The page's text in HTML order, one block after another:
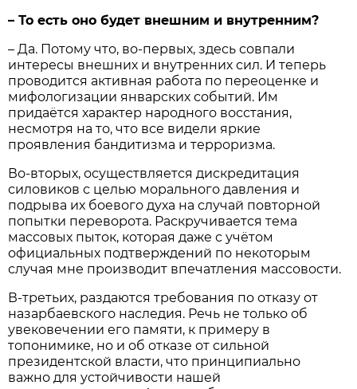
– То есть оно будет внешним и внутренним?
– Да. Потому что, во-первых, здесь совпали
интересы внешних и внутренних сил. И теперь
проводится активная работа по переоценке и
мифологизации январских событий. Им
придаётся характер народного восстания,
несмотря на то, что все видели яркие
проявления бандитизма и терроризма.
Во-вторых, осуществляется дискредитация
силовиков с целью морального давления и
подрыва их боевого духа на случай повторной
попытки переворота. Раскручивается тема
массовых пыток, которая даже с учётом
официальных подтверждений по некоторым
случая мне производит впечатления массовости.
В-третьих, раздаются требования по отказу от
назарбаевского наследия. Речь не только об
увековечении его памяти, к примеру в
топонимике, но и об отказе от сильной
президентской власти, что принципиально
важно для устойчивости нашей